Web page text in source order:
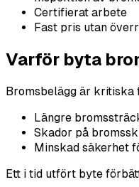
Certifierat arbete
Fast pris utan
Varför byta
Bromsbelägg är kritiska
Längre
Skador på
Minskad säkerhet
Ett i tid utfört byte